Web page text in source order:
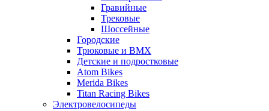
Гравийные
Трековые
Шоссейные
Городские
Трюковые и BMX
Детские и подростковые
Atom Bikes
Merida Bikes
Titan Racing Bikes
Электровелосипеды